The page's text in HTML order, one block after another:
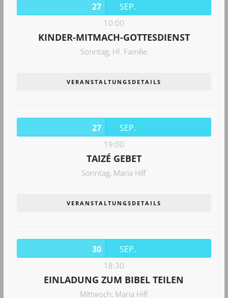
27 SEP.
10:00
KINDER-MITMACH-GOTTESDIENST
Sonntag, Hl. Familie
VERANSTALTUNGSDETAILS
27 SEP.
19:00
TAIZÉ GEBET
Sonntag, Maria Hilf
VERANSTALTUNGSDETAILS
30 SEP.
18:30
EINLADUNG ZUM BIBEL TEILEN
Mittwoch, Maria Hilf